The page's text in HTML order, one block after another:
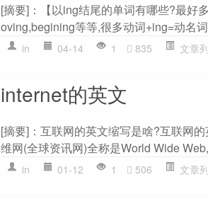
[摘要]：【以ing结尾的单词有哪些?最好
oving,begining等等,很多动词+ing=动名
in 04-14 1 835 文章
internet的英文
[摘要]：互联网的英文缩写是啥?互联网
维网(全球资讯网)全称是World Wide
in 01-12 1 506 文章